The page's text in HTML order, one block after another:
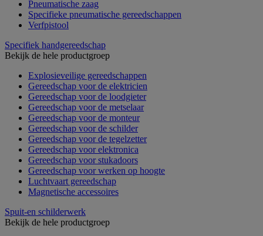
Pneumatische zaag
Specifieke pneumatische gereedschappen
Verfpistool
Specifiek handgereedschap
Bekijk de hele productgroep
Explosieveilige gereedschappen
Gereedschap voor de elektricien
Gereedschap voor de loodgieter
Gereedschap voor de metselaar
Gereedschap voor de monteur
Gereedschap voor de schilder
Gereedschap voor de tegelzetter
Gereedschap voor elektronica
Gereedschap voor stukadoors
Gereedschap voor werken op hoogte
Luchtvaart gereedschap
Magnetische accessoires
Spuit-en schilderwerk
Bekijk de hele productgroep